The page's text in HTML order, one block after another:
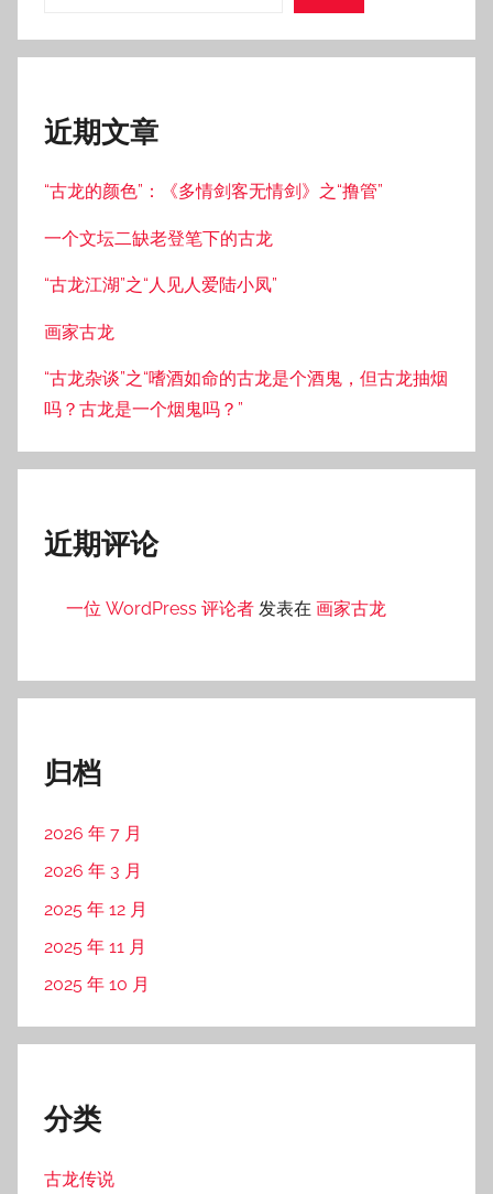
近期文章
“古龙的颜色”：《多情剑客无情剑》之“撸管”
一个文坛二缺老登笔下的古龙
“古龙江湖”之“人见人爱陆小凤”
画家古龙
“古龙杂谈”之“嗜酒如命的古龙是个酒鬼，但古龙抽烟
吗？古龙是一个烟鬼吗？”
近期评论
一位 WordPress 评论者 发表在 画家古龙
归档
2026 年 7 月
2026 年 3 月
2025 年 12 月
2025 年 11 月
2025 年 10 月
分类
古龙传说